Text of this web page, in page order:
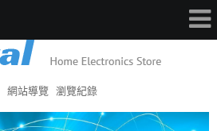
網站導覽 瀏覽紀錄